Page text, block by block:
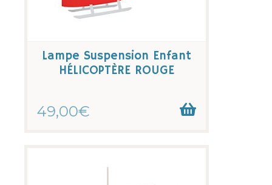
Lampe Suspension Enfant
HÉLICOPTÈRE ROUGE
49,00€